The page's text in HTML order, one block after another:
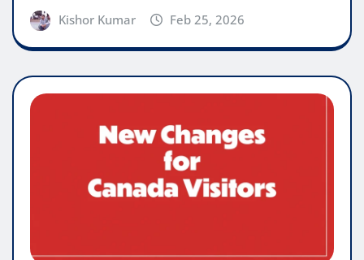
Kishor Kumar Feb 25, 2026